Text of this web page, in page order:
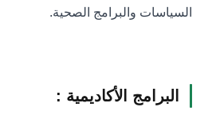
السياسات والبرامج الصحية.
البرامج الأكاديمية :